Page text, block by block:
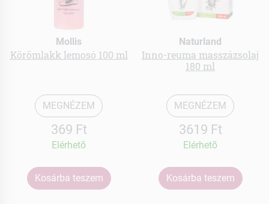
Mollis
Körömlakk lemosó 100 ml
MEGNÉZEM
369 Ft
Elérhetõ
Kosárba teszem
Naturland
Inno-reuma masszázsolaj
180 ml
MEGNÉZEM
3619 Ft
Elérhetõ
Kosárba teszem